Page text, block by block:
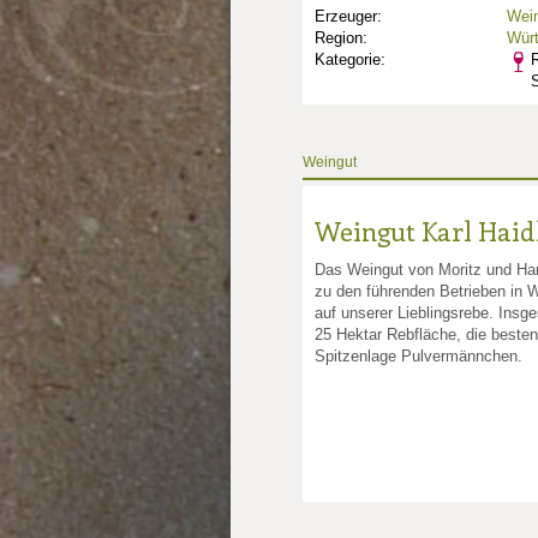
Erzeuger:
Region:
Kategorie:
Weingut
Weingut Karl
Das Weingut von Moritz und
zu den führenden Betrieben in
auf unserer Lieblingsrebe.
25 Hektar Rebfläche, die
Spitzenlage Pulvermännchen.
2.752.75
Punkte: 4
Punkte: 4
Millau Punkte: 4